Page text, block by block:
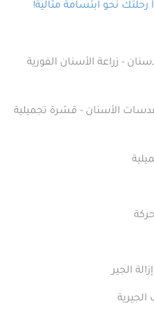
رحلتك نحو ابتسامة مثالية!
- زراعة الأسنان الفورية
عدسات الأسنان - قشرة تجميلية
الجير